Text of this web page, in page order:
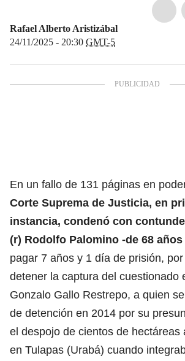
Rafael Alberto Aristizábal
24/11/2025 - 20:30 GMT-5
En un fallo de 131 páginas en
Corte Suprema de Justicia, en
instancia, condenó con
(r) Rodolfo Palomino -de 68 años
pagar 7 años y 1 día de prisión,
detener la captura del cuestionado
Gonzalo Gallo Restrepo, a quien
de detención en 2014 por su
el despojo de cientos de hectáreas
en Tulapas (Urabá) cuando